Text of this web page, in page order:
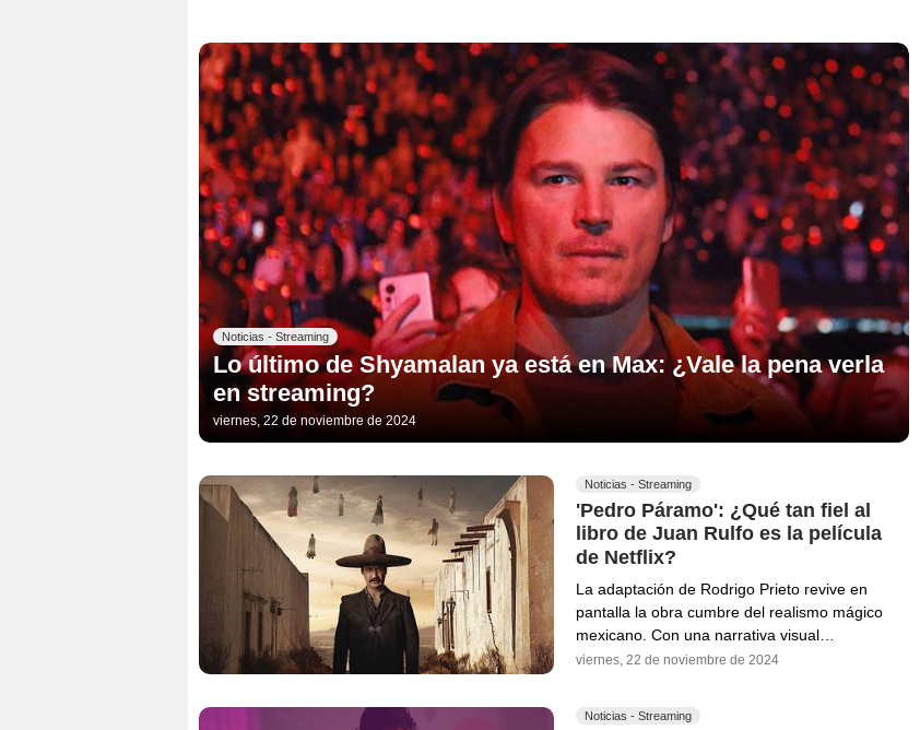
Noticias - Streaming
Lo último de Shyamalan ya está en Max: ¿Vale la pena verla
en streaming?
viernes, 22 de noviembre de 2024
Noticias - Streaming
'Pedro Páramo': ¿Qué tan fiel al
libro de Juan Rulfo es la película
de Netflix?
La adaptación de Rodrigo Prieto revive en
pantalla la obra cumbre del realismo mágico
mexicano. Con una narrativa visual…
viernes, 22 de noviembre de 2024
Noticias - Streaming